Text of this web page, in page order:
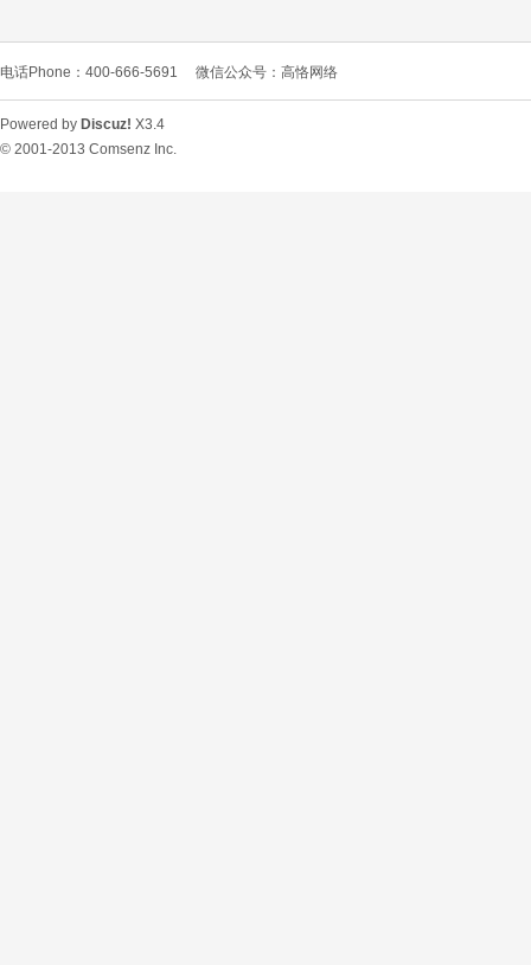
L
电话Phone：400-666-5691 微信公众号：高恪网络
Powered by Discuz! X3.4
© 2001-2013 Comsenz Inc.